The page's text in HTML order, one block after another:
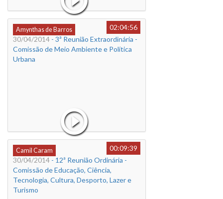
Amynthas de Barros
02:04:56
30/04/2014 - 3ª Reunião Extraordinária -
Comissão de Meio Ambiente e Política
Urbana
Camil Caram
00:09:39
30/04/2014 - 12ª Reunião Ordinária -
Comissão de Educação, Ciência,
Tecnologia, Cultura, Desporto, Lazer e
Turismo